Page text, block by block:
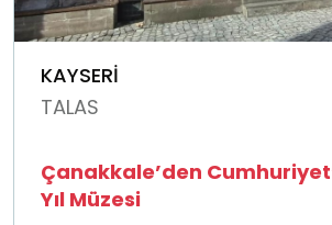
KAYSERİ
TALAS
Çanakkale’den
Yıl Müzesi